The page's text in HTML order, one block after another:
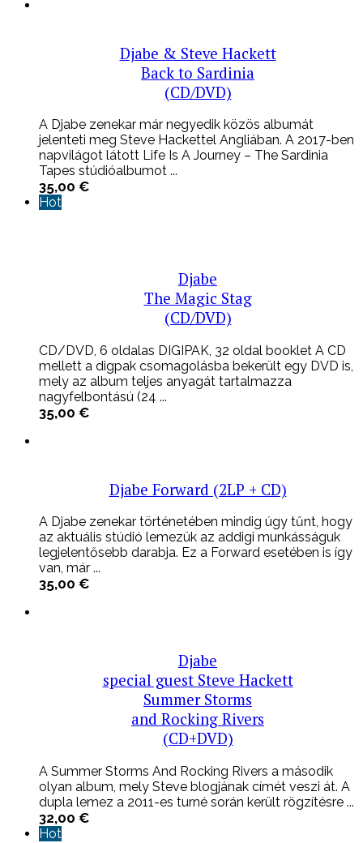
Djabe & Steve Hackett
Back to Sardinia
(CD/DVD)
A Djabe zenekar már negyedik közös albumát
jelenteti meg Steve Hackettel Angliában. A 2017-ben
napvilágot látott Life Is A Journey – The Sardinia
Tapes stúdióalbumot ...
35,00 €
Hot
Djabe
The Magic Stag
(CD/DVD)
CD/DVD, 6 oldalas DIGIPAK, 32 oldal booklet A CD
mellett a digpak csomagolásba bekerült egy DVD is,
mely az album teljes anyagát tartalmazza
nagyfelbontású (24 ...
35,00 €
Djabe Forward (2LP + CD)
A Djabe zenekar történetében mindig úgy tűnt, hogy
az aktuális stúdió lemezük az addigi munkásságuk
legjelentősebb darabja. Ez a Forward esetében is így
van, már ...
35,00 €
Djabe
special guest Steve Hackett
Summer Storms
and Rocking Rivers
(CD+DVD)
A Summer Storms And Rocking Rivers a második
olyan album, mely Steve blogjának címét veszi át. A
dupla lemez a 2011-es turné során került rögzítésre ...
32,00 €
Hot